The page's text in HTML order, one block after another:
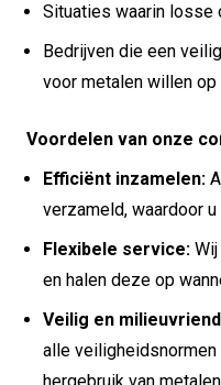
Situaties waarin losse
Bedrijven die een
voor metalen willen op
Voordelen van onze
Efficiënt inzamelen:
verzameld, waardoor
Flexibele service:
en halen deze op
Veilig en
alle